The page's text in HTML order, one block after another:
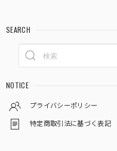
SEARCH
NOTICE
プライバシーポリシー
特定商取引法に基づく表記